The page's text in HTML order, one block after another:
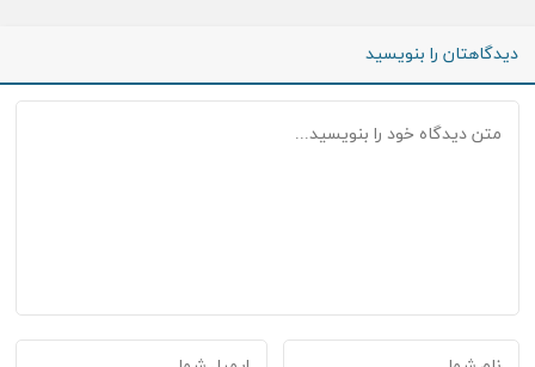
دیدگاهتان را بنویسید